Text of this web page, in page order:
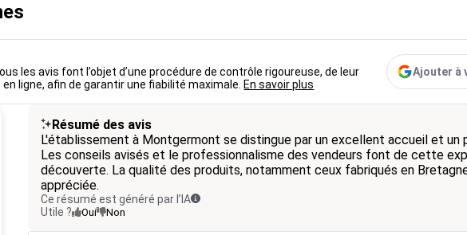
les avis font l’objet d’une procédure de contrôle rigoureuse, de leur
ligne, afin de garantir une fiabilité maximale. En savoir plus
Ajouter à
Résumé des avis
L'établissement à Montgermont se distingue par un excellent accueil et un
Les conseils avisés et le professionnalisme des vendeurs font de cette
découverte. La qualité des produits, notamment ceux fabriqués en
appréciée.
Ce résumé est généré par l’IA
Utile ?
Oui Non